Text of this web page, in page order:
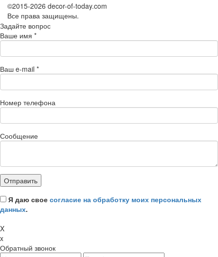
©2015-2026 decor-of-today.com
Все права защищены.
Задайте вопрос
Ваше имя *
Ваш e-mail *
Номер телефона
Сообщение
Я даю свое согласие на обработку моих персональных
данных.
X
x
Обратный звонок